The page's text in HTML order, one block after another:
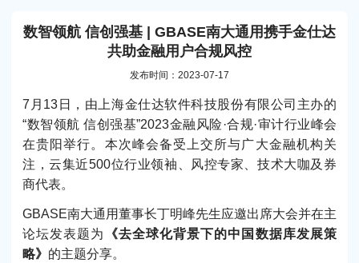
数智领航 信创强基 | GBASE南大通用携手金仕达
共助金融用户合规风控
发布时间：2023-07-17
7月13日，由上海金仕达软件科技股份有限公司主办的
“数智领航 信创强基”2023金融风险·合规·审计行业峰会
在贵阳举行。本次峰会备受上交所与广大金融机构关
注，云集近500位行业领袖、风控专家、技术大咖及券
商代表。
GBASE南大通用董事长丁明峰先生应邀出席大会并在主
论坛发表题为
《去全球化背景下的中国数据库发展策
略》 的主题分享。